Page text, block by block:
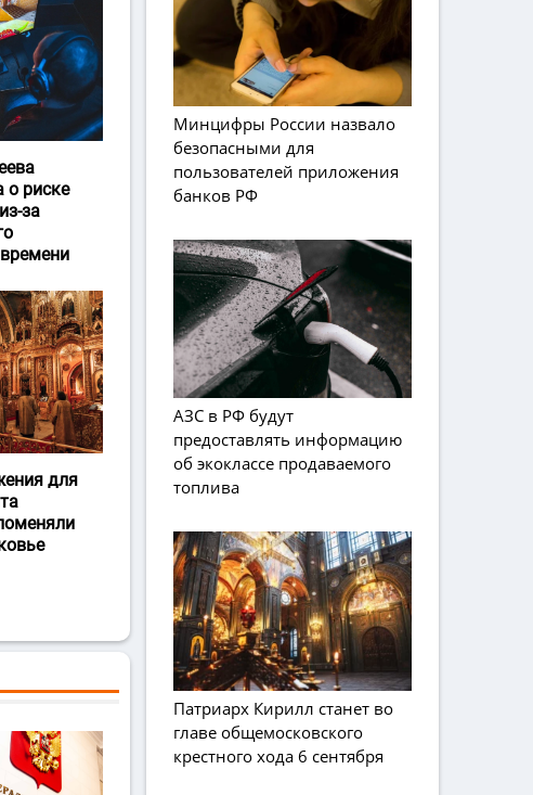
о риске
за
для
Минцифры России назвало
безопасными для
пользователей приложения
банков РФ
АЗС в РФ будут
предоставлять информацию
об экоклассе продаваемого
топлива
Патриарх Кирилл станет во
главе общемосковского
крестного хода 6 сентября